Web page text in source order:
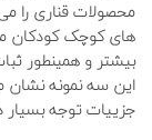
محصولات قناری را
ھای کوچک کودکان
بیشتر و ھمینطور
این سه نمونه نشان
جزییات توجه بسیار